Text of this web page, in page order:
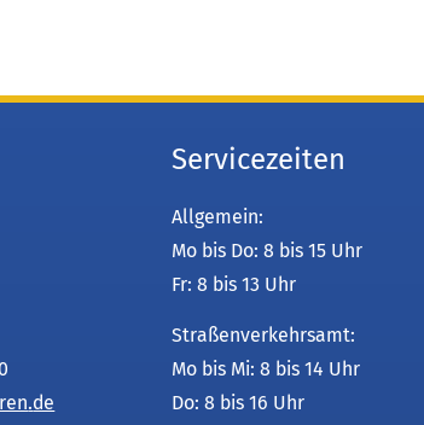
de
Servicezeiten
Allgemein:
Mo bis Do: 8 bis 15 Uhr
Fr: 8 bis 13 Uhr
Straßenverkehrsamt:
Mo bis Mi: 8 bis 14 Uhr
Do: 8 bis 16 Uhr